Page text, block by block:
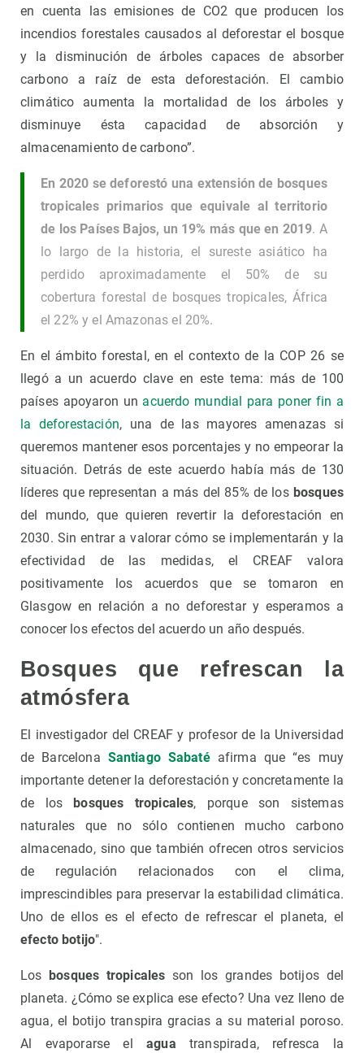
en cuenta las emisiones de CO2 que producen los
incendios forestales causados ​​al deforestar el bosque
y la disminución de árboles capaces de absorber
carbono a raíz de esta deforestación. El cambio
climático aumenta la mortalidad de los árboles y
disminuye ésta capacidad de absorción y
almacenamiento de carbono”.
En 2020 se deforestó una extensión de bosques
tropicales primarios que equivale al territorio
de los Países Bajos, un 19% más que en 2019. A
lo largo de la historia, el sureste asiático ha
perdido aproximadamente el 50% de su
cobertura forestal de bosques tropicales, África
el 22% y el Amazonas el 20%.
En el ámbito forestal, en el contexto de la COP 26 se
llegó a un acuerdo clave en este tema: más de 100
países apoyaron un acuerdo mundial para poner fin a
la deforestación, una de las mayores amenazas si
queremos mantener esos porcentajes y no empeorar la
situación. Detrás de este acuerdo había más de 130
líderes que representan a más del 85% de los bosques
del mundo, que quieren revertir la deforestación en
2030. Sin entrar a valorar cómo se implementarán y la
efectividad de las medidas, el CREAF valora
positivamente los acuerdos que se tomaron en
Glasgow en relación a no deforestar y esperamos a
conocer los efectos del acuerdo un año después.
Bosques que refrescan la
atmósfera
El investigador del CREAF y profesor de la Universidad
de Barcelona Santiago Sabatéafirma que “es muy
importante detener la deforestación y concretamente la
de los
bosques tropicales, porque son sistemas
naturales que no sólo contienen mucho carbono
almacenado, sino que también ofrecen otros servicios
de regulación relacionados con el clima,
imprescindibles para preservar la estabilidad climática.
Uno de ellos es el efecto de refrescar el planeta, el
efecto botijo".
Los bosques tropicales son los grandes botijos del
planeta. ¿Cómo se explica ese efecto? Una vez lleno de
agua, el botijo ​​transpira gracias a su material poroso.
Al evaporarse elagua transpirada, refresca la